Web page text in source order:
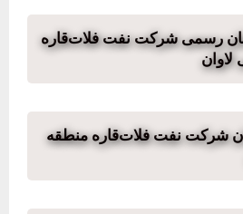
رسمی شرکت نفت فلات‌قاره
لاوان
شرکت نفت فلات‌قاره منطقه